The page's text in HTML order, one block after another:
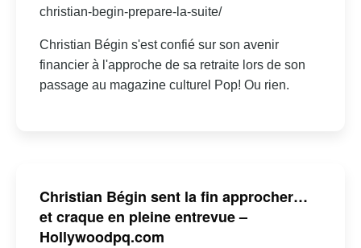
christian-begin-prepare-la-suite/
Christian Bégin s'est confié sur son avenir
financier à l'approche de sa retraite lors de son
passage au magazine culturel Pop! Ou rien.
Christian Bégin sent la fin approcher…
et craque en pleine entrevue –
Hollywoodpq.com